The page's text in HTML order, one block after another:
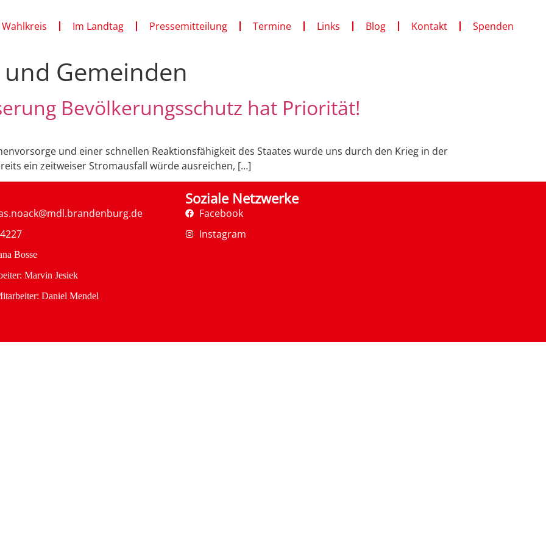
Im Landtag Pressemitteilung Termine Links Blog Kontakt Spenden
Gemeinden
Bevölkerungsschutz hat Priorität!
und einer schnellen Reaktionsfähigkeit des Staates wurde uns durch den Krieg in der
ein zeitweiser Stromausfall würde ausreichen, […]
Bosse
Marvin Jesiek
Daniel Mendel
Soziale Netzwerke
Facebook
Instagram